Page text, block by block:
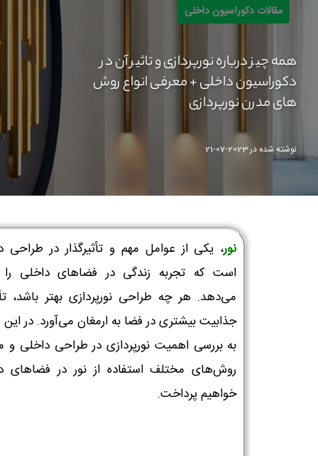
مقالات دکوراسیون داخلی
همه چیز درباره نورپردازی و تاثیر آن در
دکوراسیون داخلی + معرفی انواع روش
های مدرن نورپردازی
نوشته شده در2023-07-21
نور، یکی از عوامل مهم و تأثیرگذار در طراحی
است که تجربه زندگی در فضاهای داخلی را
می‌دهد. هر چه طراحی نورپردازی بهتر باشد،
جذابیت بیشتری در فضا به ارمغان می‌آورد. در این
به بررسی اهمیت نورپردازی در طراحی داخلی و
روش‌های مختلف استفاده از نور در فضاهای
خواهیم پرداخت.